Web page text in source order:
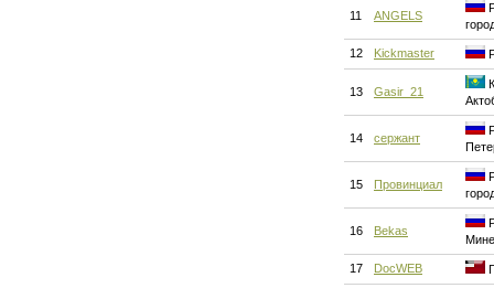
11 ANGELS
12 Kickmaster
13 Gasir_21
14 сержант
15 Провинциал
16 Bekas
17 DocWEB